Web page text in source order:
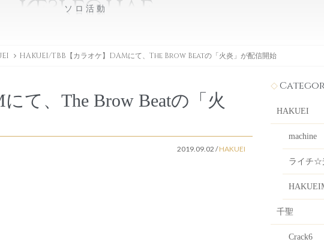
ソロ活動
HAKUEI/TBB【カラオケ】DAMにて、The Brow Beatの「火炎」が配信開始
て、The Brow Beatの「火
2019.09.02 /HAKUEI
HAKUEI
machine
ライチ☆
千聖
Crack6